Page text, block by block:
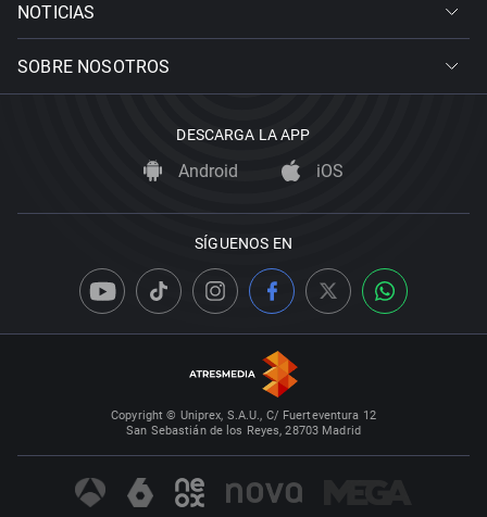
NOTICIAS
SOBRE NOSOTROS
DESCARGA LA APP
Android iOS
SÍGUENOS EN
Copyright © Uniprex, S.A.U., C/ Fuerteventura 12
San Sebastián de los Reyes, 28703 Madrid